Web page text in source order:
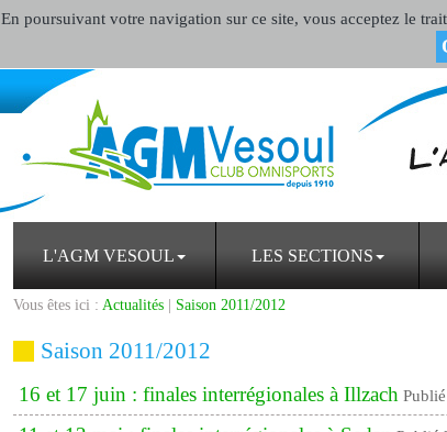
En poursuivant votre navigation sur ce site, vous acceptez le
L'AGM VESOUL LES SECTIONS
Vous êtes ici : Actualités Saison 2011/2012
Saison 2011/2012
16 et 17 juin : finales interrégionales à Illzach